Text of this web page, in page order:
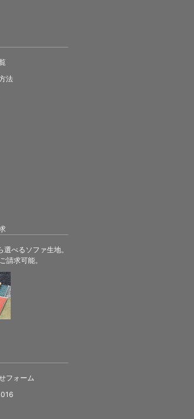
べるソファ生地。
請求可能。
法
フォーム